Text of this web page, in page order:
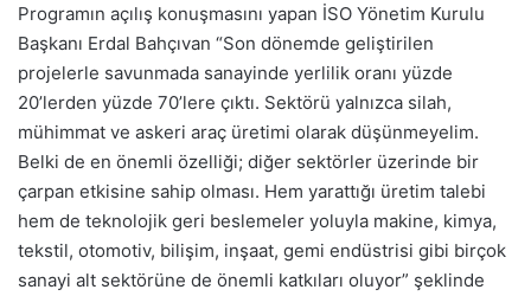
Programın açılış konuşmasını yapan İSO Yönetim Kurulu
Başkanı Erdal Bahçıvan “Son dönemde geliştirilen
projelerle savunmada sanayinde yerlilik oranı yüzde
20’lerden yüzde 70’lere çıktı. Sektörü yalnızca silah,
mühimmat ve askeri araç üretimi olarak düşünmeyelim.
Belki de en önemli özelliği; diğer sektörler üzerinde bir
çarpan etkisine sahip olması. Hem yarattığı üretim talebi
hem de teknolojik geri beslemeler yoluyla makine, kimya,
tekstil, otomotiv, bilişim, inşaat, gemi endüstrisi gibi birçok
sanayi alt sektörüne de önemli katkıları oluyor” şeklinde